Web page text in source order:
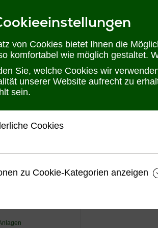
von Cookies bietet Ihnen die
komfortabel wie möglich gestaltet.
Sie, welche Cookies wir
unserer Website aufrecht zu
sein.
Cookies
zu Cookie-Kategorien anzeigen
28 28 30
10kVA
10kVA